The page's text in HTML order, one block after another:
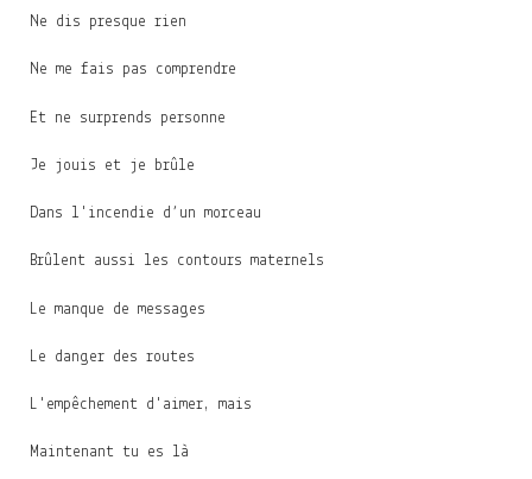
Ne dis presque rien
Ne me fais pas comprendre
Et ne surprends personne
Je jouis et je brûle
Dans l'incendie d’un morceau
Brûlent aussi les contours maternels
Le manque de messages
Le danger des routes
L'empêchement d'aimer, mais
Maintenant tu es là